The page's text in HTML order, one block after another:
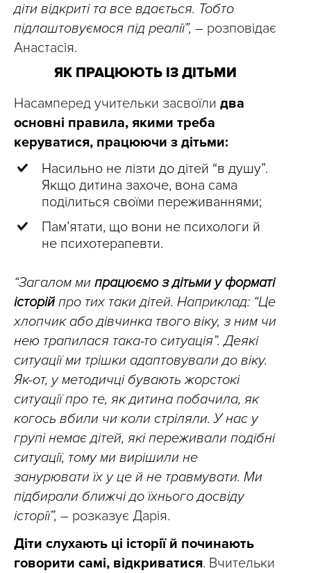
діти відкриті та все вдається. Тобто
підлаштовуємося під реалії”, – розповідає
Анастасія.
ЯК ПРАЦЮЮТЬ ІЗ ДІТЬМИ
Насамперед учительки засвоїли два
основні правила, якими треба
керуватися, працюючи з дітьми:
Насильно не лізти до дітей “в душу”.
Якщо дитина захоче, вона сама
поділиться своїми переживаннями;
Пам’ятати, що вони не психологи й
не психотерапевти.
“Загалом ми працюємо з дітьми у форматі
історійпро тих таки дітей. Наприклад: “Це
хлопчик або дівчинка твого віку, з ним чи
нею трапилася така-то ситуація”. Деякі
ситуації ми трішки адаптовували до віку.
Як-от, у методичці бувають жорстокі
ситуації про те, як дитина побачила, як
когось вбили чи коли стріляли. У нас у
групі немає дітей, які переживали подібні
ситуації, тому ми вирішили не
занурювати їх у це й не травмувати. Ми
підбирали ближчі до їхнього досвіду
історії”, – розказує Дарія.
Діти слухають ці історії й починають
говорити самі, відкриватися. Вчительки